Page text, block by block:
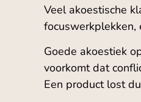
Veel akoestische
focuswerkplekken,
Goede akoestiek
voorkomt dat
Een product lost